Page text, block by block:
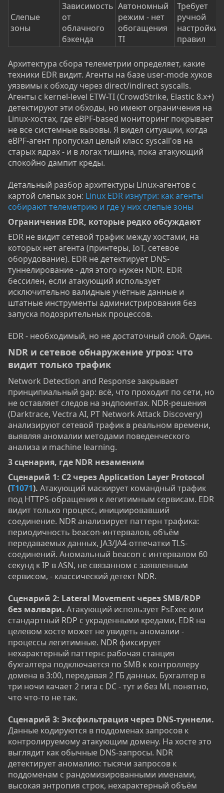
Слепые
зоны
Зависимость
от
облачного
бэкенда
Автономный
режим - нет
обогащения
TI
Требует
ручной
настройки
правил
Архитектура сбора телеметрии определяет, какие
техники EDR видит. Агенты на базе user-mode хуков
уязвимы к обходу через direct/indirect syscalls.
Агенты с kernel-level ETW-TI (CrowdStrike, Elastic 8.x+)
детектируют эти обходы, но имеют ограничения на
Linux-хостах, где eBPF-based мониторинг покрывает
не все системные вызовы. Я видел ситуации, когда
eBPF-агент пропускал целый класс syscall'ов на
старых ядрах - и в логах тишина, пока атакующий
спокойно дампит креды.
Детальный разбор архитектуры Linux-агентов с
картой слепых зон: Linux EDR изнутри: как агенты
собирают телеметрию и где у них слепые зоны
Ограничения EDR, которые редко обсуждают​
EDR не видит сетевой трафик между хостами, на
которых нет агента (принтеры, IoT, сетевое
оборудование). EDR не детектирует DNS-
туннелирование - для этого нужен NDR. EDR
бессилен, если атакующий использует
исключительно валидные учётные данные и
штатные инструменты администрирования без
запуска подозрительных процессов.
EDR - необходимый, но не достаточный слой. Один.
NDR и сетевое обнаружение угроз: что
видит только трафик​
Network Detection and Response закрывает
принципиальный gap: всё, что проходит по сети, но
не оставляет следов на эндпоинтах. NDR-решения
(Darktrace, Vectra AI, PT Network Attack Discovery)
анализируют сетевой трафик в реальном времени,
выявляя аномалии методами поведенческого
анализа и machine learning.
3 сценария, где NDR незаменим​
Сценарий 1: C2 через Application Layer Protocol
(T1071). Атакующий маскирует командный трафик
под HTTPS-обращения к легитимным сервисам. EDR
видит только процесс, инициировавший
соединение. NDR анализирует паттерн трафика:
периодичность beacon-интервалов, объём
передаваемых данных, JA3/JA4-отпечатки TLS-
соединений. Аномальный beacon с интервалом 60
секунд к IP в ASN, не связанном с заявленным
сервисом, - классический детект NDR.
Сценарий 2: Lateral Movement через SMB/RDP
без малвари. Атакующий использует PsExec или
стандартный RDP с украденными кредами, EDR на
целевом хосте может не увидеть аномалии -
процессы легитимные. NDR фиксирует
нехарактерный паттерн: рабочая станция
бухгалтера подключается по SMB к контроллеру
домена в 3:00, передавая 2 ГБ данных. Бухгалтер в
три ночи качает 2 гига с DC - тут и без ML понятно,
что что-то не так.
Сценарий 3: Эксфильтрация через DNS-туннели.
Данные кодируются в поддоменах запросов к
контролируемому атакующим домену. На хосте это
выглядит как обычные DNS-запросы. NDR
детектирует аномалию: тысячи запросов к
поддоменам с рандомизированными именами,
высокая энтропия строк, нехарактерный объём